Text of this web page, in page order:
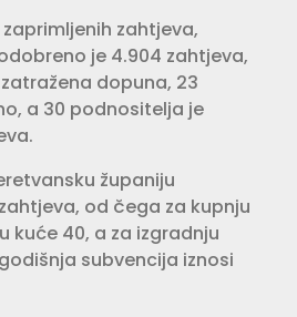
zahtjeva,
je 4.904 zahtjeva,
dopuna, 23
a 30 podnositelja je
županiju
od čega za kupnju
kuće 40, a za izgradnju
subvencija iznosi